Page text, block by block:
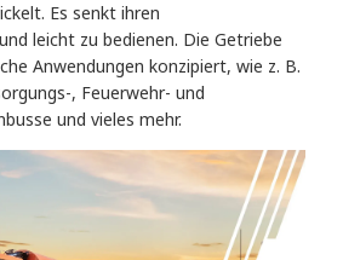
Es senkt ihren
leicht zu bedienen. Die Getriebe
Anwendungen konzipiert, wie z. B.
, Feuerwehr- und
und vieles mehr.